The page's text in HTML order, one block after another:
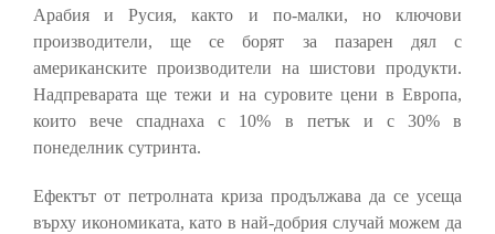
Арабия и Русия, както и по-малки, но ключови
производители, ще се борят за пазарен дял с
американските производители на шистови продукти.
Надпреварата ще тежи и на суровите цени в Европа,
които вече спаднаха с 10% в петък и с 30% в
понеделник сутринта.
Ефектът от петролната криза продължава да се усеща
върху икономиката, като в най-добрия случай можем да